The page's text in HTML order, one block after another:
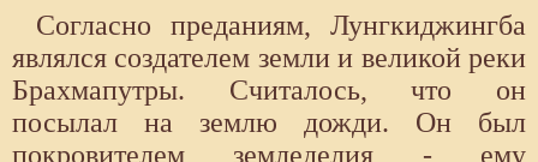
Согласно преданиям, Лунгкиджингба
являлся создателем земли и великой реки
Брахмапутры. Считалось, что он
посылал на землю дожди. Он был
покровителем земледелия - ему